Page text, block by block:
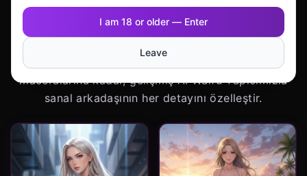
I am 18 or older — Enter
Leave
Sanal Arkadaşını Oluştur
Hayalindeki AI anime kız arkadaşını saniyeler içinde
maceralarına kadar, gelişmiş AI Waifu Yapıcımızla
sanal arkadaşının her detayını özelleştir.